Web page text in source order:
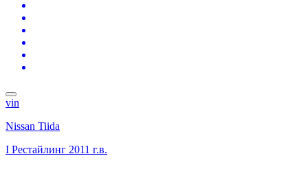
vin
Nissan Tiida
I Рестайлинг 2011 г.в.